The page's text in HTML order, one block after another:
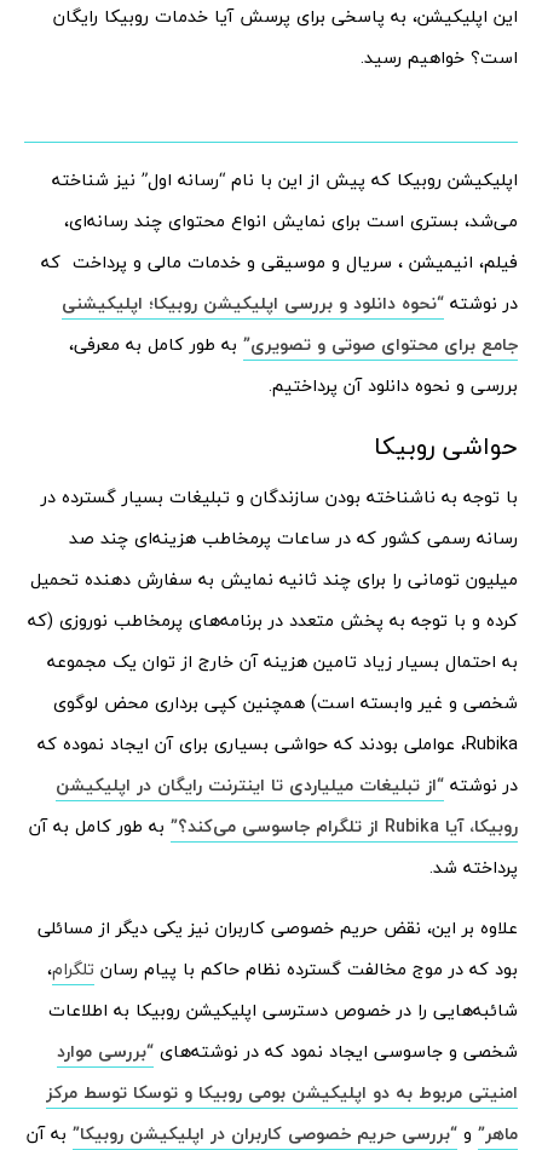
این اپلیکیشن، به پاسخی برای پرسش آیا خدمات روبیکا رایگان
است؟ خواهیم رسید.
اپلیکیشن روبیکا که پیش از این با نام “رسانه اول” نیز شناخته
می‌شد، بستری است برای نمایش انواع محتوای چند رسانه‌ای،
فیلم، انیمیشن ، سریال و موسیقی و خدمات مالی و پرداخت که
در نوشته “نحوه دانلود و بررسی اپلیکیشن روبیکا؛ اپلیکیشنی
جامع برای محتوای صوتی و تصویری” به طور کامل به معرفی،
بررسی و نحوه دانلود آن پرداختیم.
حواشی روبیکا
با توجه به ناشناخته بودن سازندگان و تبلیغات بسیار گسترده در
رسانه رسمی کشور که در ساعات پرمخاطب هزینه‌ای چند صد
میلیون تومانی را برای چند ثانیه نمایش به سفارش دهنده تحمیل
کرده و با توجه به پخش متعدد در برنامه‌های پرمخاطب نوروزی (که
به احتمال بسیار زیاد تامین هزینه آن خارج از توان یک مجموعه
شخصی و غیر وابسته است) همچنین کپی برداری محض لوگوی
Rubika، عواملی بودند که حواشی بسیاری برای آن ایجاد نموده که
در نوشته “از تبلیغات میلیاردی تا اینترنت رایگان در اپلیکیشن
روبیکا، آیا Rubika از تلگرام جاسوسی می‌کند؟”
به طور کامل به آن
پرداخته شد.
علاوه بر این، نقض حریم خصوصی کاربران نیز یکی دیگر از مسائلی
بود که در موج مخالفت گسترده نظام حاکم با پیام رسان تلگرام،
شائبه‌هایی را در خصوص دسترسی اپلیکیشن روبیکا به اطلاعات
شخصی و جاسوسی ایجاد نمود که در نوشته‌های “بررسی موارد
امنیتی مربوط به دو اپلیکیشن بومی روبیکا و توسکا توسط مرکز
ماهر” و “بررسی حریم خصوصی کاربران در اپلیکیشن روبیکا” به آن